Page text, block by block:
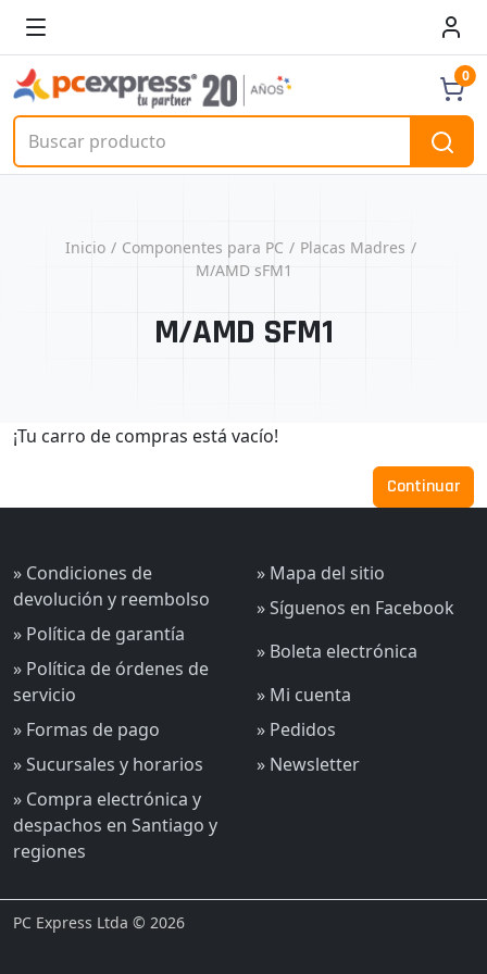
0
Inicio Componentes para PC
Placas Madres
M/AMD sFM1
M/AMD SFM1
¡Tu carro de compras está vacío!
Continuar
» Condiciones de
devolución y reembolso
» Política de garantía
» Política de órdenes de
servicio
» Formas de pago
» Sucursales y horarios
» Compra electrónica y
despachos en Santiago y
regiones
» Mapa del sitio
» Síguenos en Facebook
» Boleta electrónica
» Mi cuenta
» Pedidos
» Newsletter
PC Express Ltda © 2026